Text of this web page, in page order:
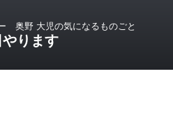
奥野 大児の気になるものごと
ります